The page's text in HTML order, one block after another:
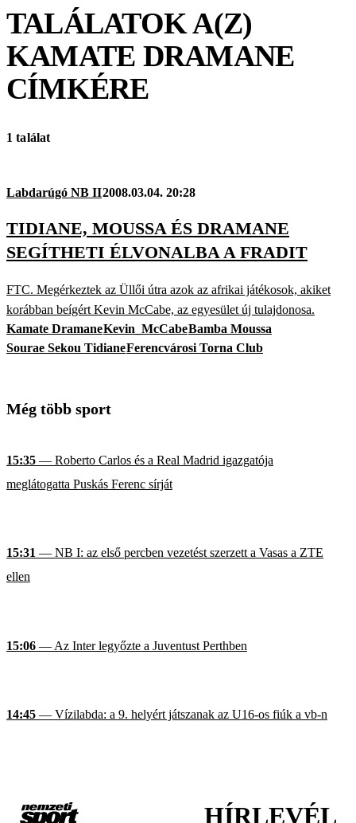
TALÁLATOK A(Z)
KAMATE DRAMANE
CÍMKÉRE
1 találat
Labdarúgó NB II2008.03.04. 20:28
TIDIANE, MOUSSA ÉS DRAMANE
SEGÍTHETI ÉLVONALBA A FRADIT
FTC. Megérkeztek az Üllői útra azok az afrikai játékosok, akiket
korábban beígért Kevin McCabe, az egyesület új tulajdonosa.
Kamate DramaneKevin_McCabeBamba Moussa
Sourae Sekou TidianeFerencvárosi Torna Club
Még több sport
15:35 — Roberto Carlos és a Real Madrid igazgatója
meglátogatta Puskás Ferenc sírját
15:31 — NB I: az első percben vezetést szerzett a Vasas a ZTE
ellen
15:06 — Az Inter legyőzte a Juventust Perthben
14:45 — Vízilabda: a 9. helyért játszanak az U16-os fiúk a vb-n
HÍRLEVÉL